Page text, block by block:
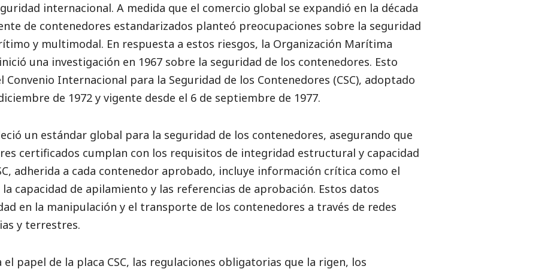
internacional. A medida que el comercio global se expandió en la década
de contenedores estandarizados planteó preocupaciones sobre la seguridad
y multimodal. En respuesta a estos riesgos, la Organización Marítima
una investigación en 1967 sobre la seguridad de los contenedores. Esto
Convenio Internacional para la Seguridad de los Contenedores (CSC), adoptado
de 1972 y vigente desde el 6 de septiembre de 1977.
un estándar global para la seguridad de los contenedores, asegurando que
certificados cumplan con los requisitos de integridad estructural y capacidad
adherida a cada contenedor aprobado, incluye información crítica como el
capacidad de apilamiento y las referencias de aprobación. Estos datos
en la manipulación y el transporte de los contenedores a través de redes
y terrestres.
papel de la placa CSC, las regulaciones obligatorias que la rigen, los